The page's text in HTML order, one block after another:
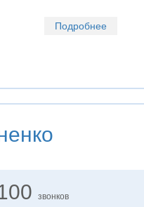
Подробнее
звонков